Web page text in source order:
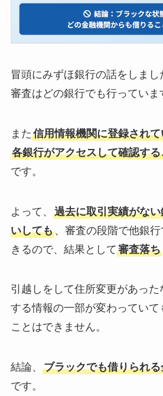
冒頭にみずほ銀行の話をしま
審査はどの銀行でも行っていま
また信用情報機関に登録され
各銀行がアクセスして確認す
です。
よって、 過去に取引実績がな
いしても、審査の段階で他銀
きるので、結果として審査落ち
引越しをして住所変更があった
する情報の一部が変わっていて
ことはできません。
結論、 ブラックでも借りられ
です。